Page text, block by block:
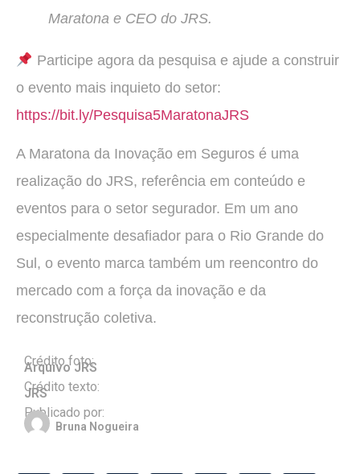
Maratona e CEO do JRS.
Participe agora da pesquisa e ajude a construir
o evento mais inquieto do setor:
https://bit.ly/Pesquisa5MaratonaJRS
A Maratona da Inovação em Seguros é uma
realização do JRS, referência em conteúdo e
eventos para o setor segurador. Em um ano
especialmente desafiador para o Rio Grande do
Sul, o evento marca também um reencontro do
mercado com a força da inovação e da
reconstrução coletiva.
Crédito foto:
Arquivo JRS
Crédito texto:
JRS
Publicado por:
Bruna Nogueira